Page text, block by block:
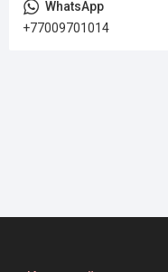
+77009701014